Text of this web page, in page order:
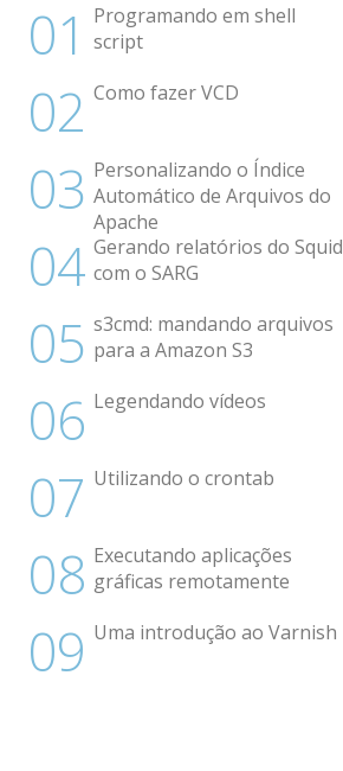
Programando em shell
script
Como fazer VCD
Personalizando o Índice
Automático de Arquivos do
Apache
Gerando relatórios do Squid
com o SARG
s3cmd: mandando arquivos
para a Amazon S3
Legendando vídeos
Utilizando o crontab
Executando aplicações
gráficas remotamente
Uma introdução ao Varnish